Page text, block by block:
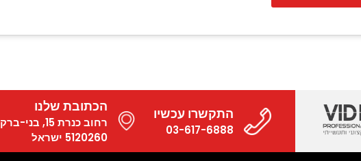
התקשרו עכשיו
03-617-6888
הכתובת שלנו
רחוב כנרת 15, בני-ברק
5120260 ישראל